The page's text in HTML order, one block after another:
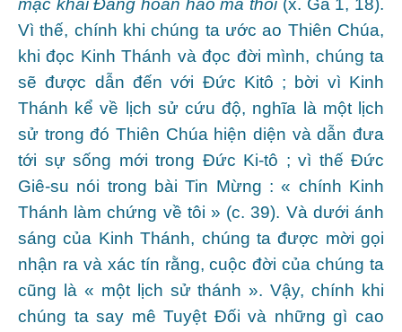
mặc khải Đấng hoàn hảo mà thôi(x. Ga 1, 18).
Vì thế, chính khi chúng ta ước ao Thiên Chúa,
khi đọc Kinh Thánh và đọc đời mình, chúng ta
sẽ được dẫn đến với Đức Kitô ; bời vì Kinh
Thánh kể về lịch sử cứu độ, nghĩa là một lịch
sử trong đó Thiên Chúa hiện diện và dẫn đưa
tới sự sống mới trong Đức Ki-tô ; vì thế Đức
Giê-su nói trong bài Tin Mừng : « chính Kinh
Thánh làm chứng về tôi » (c. 39). Và dưới ánh
sáng của Kinh Thánh, chúng ta được mời gọi
nhận ra và xác tín rằng, cuộc đời của chúng ta
cũng là « một lịch sử thánh ». Vậy, chính khi
chúng ta say mê Tuyệt Đối và những gì cao